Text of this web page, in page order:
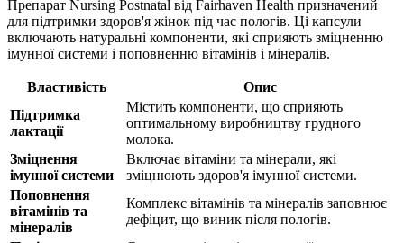
Препарат Nursing Postnatal від Fairhaven Health призначений
для підтримки здоров'я жінок під час пологів. Ці капсули
включають натуральні компоненти, які сприяють зміцненню
імунної системи і поповненню вітамінів і мінералів.
Властивість
Опис
Підтримка
лактації
Містить компоненти, що сприяють
оптимальному виробництву грудного
молока.
Зміцнення
імунної системи
Включає вітаміни та мінерали, які
зміцнюють здоров'я імунної системи.
Поповнення
вітамінів та
мінералів
Комплекс вітамінів та мінералів заповнює
дефіцит, що виник після пологів.